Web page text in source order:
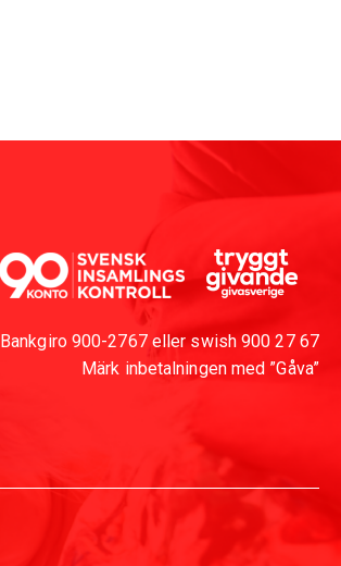
Bankgiro 900-2767 eller swish 900 27 67
Märk inbetalningen med ”Gåva”